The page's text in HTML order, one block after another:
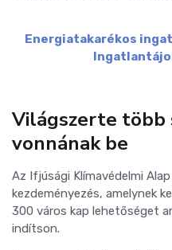
Energiatakarékos
Világszerte több
vonnának be
Az Ifjúsági Klímavédelmi
kezdeményezés, amelynek
300 város kap lehetőséget
indítson.